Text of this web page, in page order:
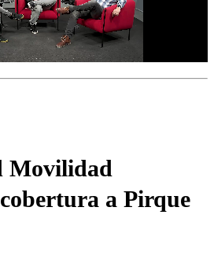
Movilidad
a Pirque